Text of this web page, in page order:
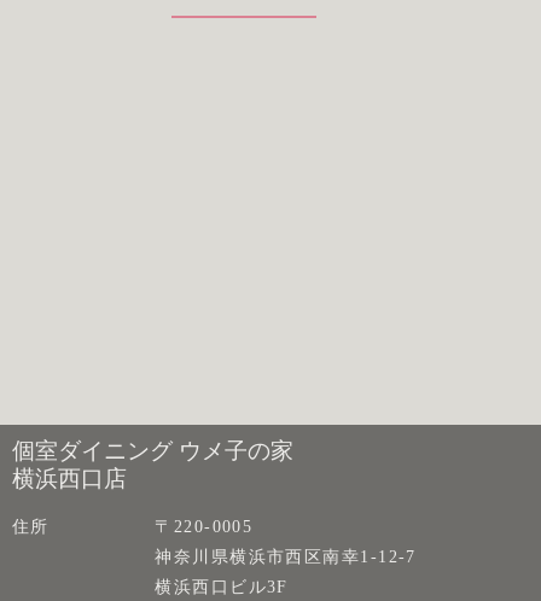
個室ダイニング ウメ子の家
横浜西口店
住所
〒220-0005
神奈川県横浜市西区南幸1-12-7
横浜西口ビル3F